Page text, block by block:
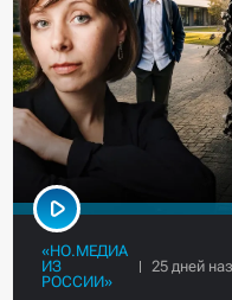
«НО.МЕДИА
ИЗ
РОССИИ»